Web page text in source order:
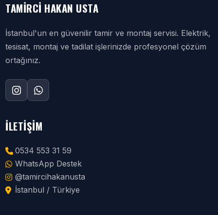
TAMIRCI HAKAN USTA
İstanbul'un en güvenilir tamir ve montaj servisi. Elektrik,
tesisat, montaj ve tadilat işlerinizde profesyonel çözüm
ortağınız.
İLETIŞIM
0534 553 31 59
WhatsApp Destek
@tamircihakanusta
İstanbul / Türkiye